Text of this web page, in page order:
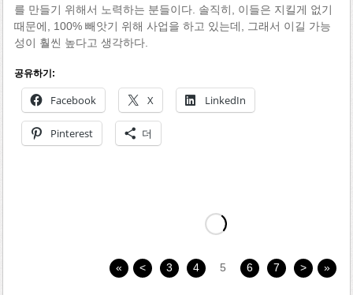
를 만들기 위해서 노력하는 분들이다. 솔직히, 이들은 지킬게 없기
때문에, 100% 빼앗기 위해 사업을 하고 있는데, 그래서 이길 가능
성이 훨씬 높다고 생각하다.
공유하기:
Facebook X LinkedIn
Pinterest 더
« < 3 4 5 6 7 > »